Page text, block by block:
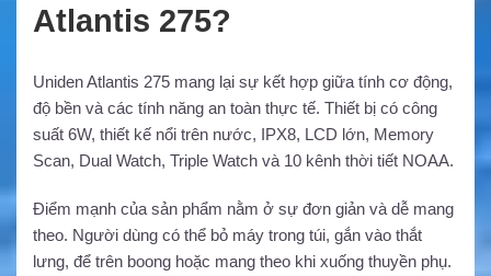
Atlantis 275?
Uniden Atlantis 275 mang lại sự kết hợp giữa tính cơ động,
độ bền và các tính năng an toàn thực tế. Thiết bị có công
suất 6W, thiết kế nổi trên nước, IPX8, LCD lớn, Memory
Scan, Dual Watch, Triple Watch và 10 kênh thời tiết NOAA.
Điểm mạnh của sản phẩm nằm ở sự đơn giản và dễ mang
theo. Người dùng có thể bỏ máy trong túi, gắn vào thắt
lưng, để trên boong hoặc mang theo khi xuống thuyền phụ.